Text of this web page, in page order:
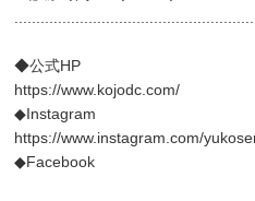
◆公式HP
https://www.kojodc.com/
◆Instagram
https://www.instagram.com/
◆Facebook